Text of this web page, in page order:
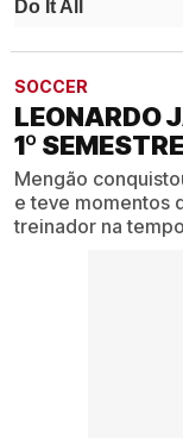
SOCCER
LEONARDO
1º
Mengão
e teve momentos
treinador na